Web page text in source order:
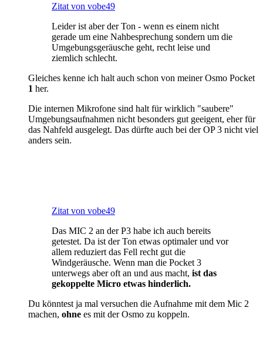
Zitat von vobe49
Leider ist aber der Ton - wenn es einem nicht
gerade um eine Nahbesprechung sondern um die
Umgebungsgeräusche geht, recht leise und
ziemlich schlecht.
Gleiches kenne ich halt auch schon von meiner Osmo Pocket
1 her.
Die internen Mikrofone sind halt für wirklich "saubere"
Umgebungsaufnahmen nicht besonders gut geeigent, eher für
das Nahfeld ausgelegt. Das dürfte auch bei der OP 3 nicht viel
anders sein.
Zitat von vobe49
Das MIC 2 an der P3 habe ich auch bereits
getestet. Da ist der Ton etwas optimaler und vor
allem reduziert das Fell recht gut die
Windgeräusche. Wenn man die Pocket 3
unterwegs aber oft an und aus macht, ist das
gekoppelte Micro etwas hinderlich.
Du könntest ja mal versuchen die Aufnahme mit dem Mic 2
machen, ohne es mit der Osmo zu koppeln.